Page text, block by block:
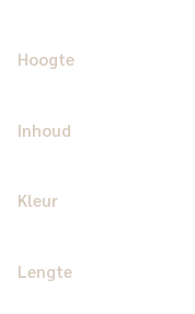
Hoogte
Inhoud
Kleur
Lengte